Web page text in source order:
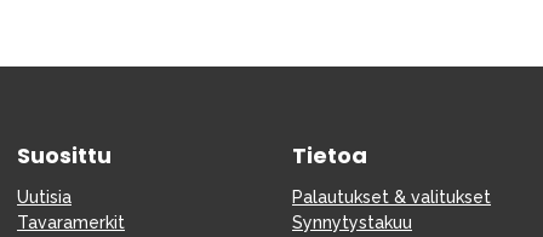
Suosittu
Uutisia
Tavaramerkit
Tietoa
Palautukset & valitukset
Synnytystakuu